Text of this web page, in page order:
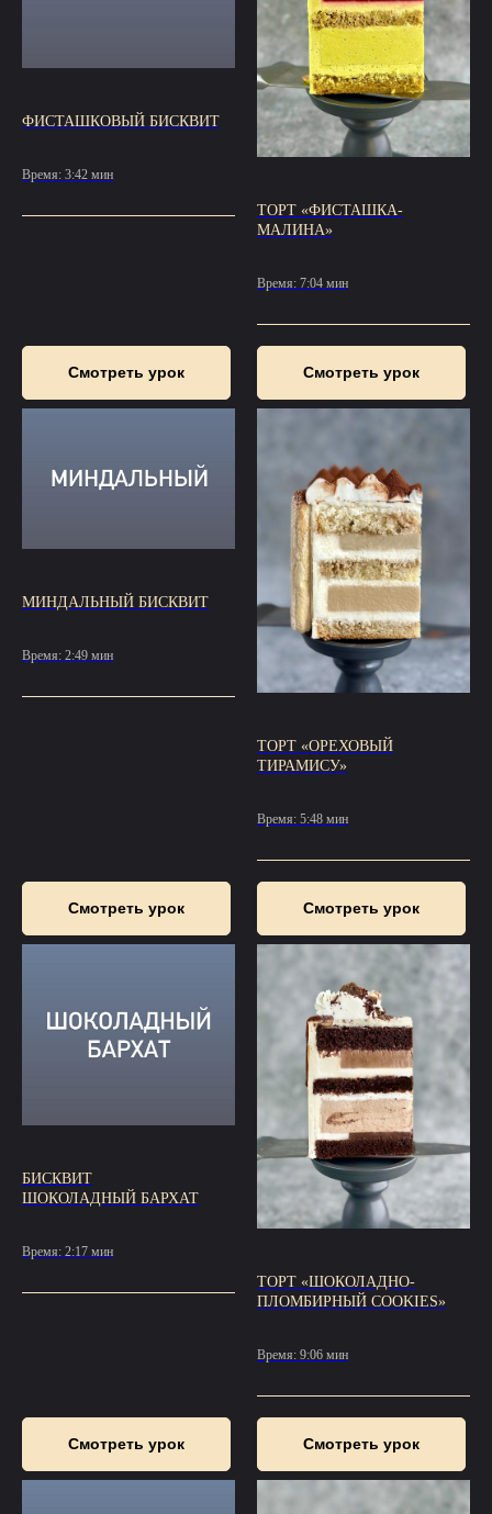
ФИСТАШКОВЫЙ БИСКВИТ
Время: 3:42 мин
Смотреть урок
ТОРТ «ФИСТАШКА-
МАЛИНА»
Время: 7:04 мин
Смотреть урок
МИНДАЛЬНЫЙ БИСКВИТ
Время: 2:49 мин
Смотреть урок
ТОРТ «ОРЕХОВЫЙ
ТИРАМИСУ»
Время: 5:48 мин
Смотреть урок
БИСКВИТ
ШОКОЛАДНЫЙ БАРХАТ
Время: 2:17 мин
Смотреть урок
ТОРТ «ШОКОЛАДНО-
ПЛОМБИРНЫЙ COOKIES»
Время: 9:06 мин
Смотреть урок